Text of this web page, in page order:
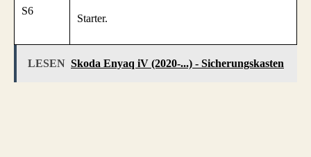
S6
Starter.
LESEN Skoda Enyaq iV (2020-...) - Sicherungskasten